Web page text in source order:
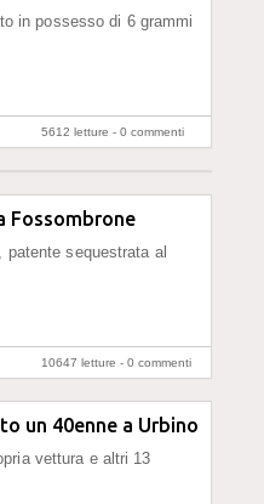
in possesso di 6 grammi
5612 letture - 0 commenti
Fossombrone
sequestrata al
10647 letture - 0 commenti
un 40enne a Urbino
vettura e altri 13